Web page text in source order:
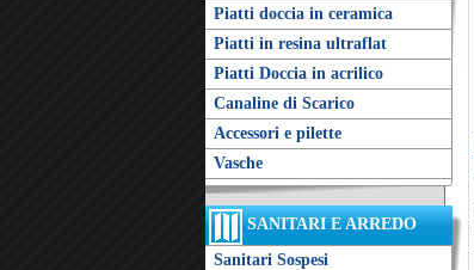
Piatti doccia in ceramica
Piatti in resina ultraflat
Piatti Doccia in acrilico
Canaline di Scarico
Accessori e pilette
Vasche
SANITARI E ARREDO
Sanitari Sospesi